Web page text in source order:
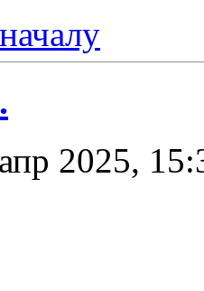
2025,